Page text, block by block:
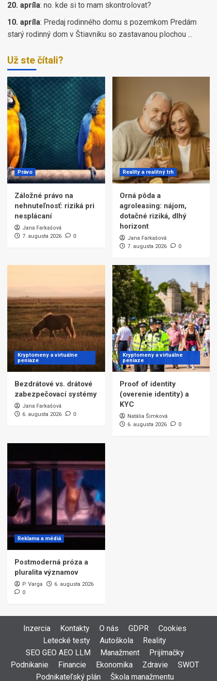
20. apríla: no. kde si to mam skontrolovat?
10. apríla: Predaj rodinného domu s pozemkom Predám
starý rodinný dom v Štiavniku so zastavanou plochou ...
Už ste čítali?
Právo
Záložné právo na
nehnuteľnosť: riziká pri
nesplácaní
Jana Farkašová
7. augusta 2026
0
Reality a realitný trh
Orná pôda a
agroleasing: nájom,
dotačné riziká, dlhý
horizont
Jana Farkašová
7. augusta 2026
0
Kryptomeny a virtuálne
peniaze
Bezdrátové vs. drátové
zabezpečovací systémy
Jana Farkašová
6. augusta 2026
0
Kryptomeny a virtuálne
peniaze
Proof of identity
(overenie identity) a
KYC
Natália Šimková
6. augusta 2026
0
Reklama a médiá
Postmoderná próza a
pluralita významov
P. Varga
6. augusta 2026
0
Inzercia Kontakty O nás GDPR
Cookies
Letecké testy
Autoškola
Reality
SEO GEO AEO LLM
Manažment
Prijímačky
Podnikanie
Financie Ekonomika Zdravie
SWOT
Podnikateľský plán
Škola manažmentu